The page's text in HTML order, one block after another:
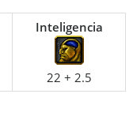
Inteligencia
22 + 2.5